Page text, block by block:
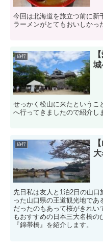
今回は北海道を旅立つ前に新
ラーメンがとてもおいしかっ
旅行
城
せっかく松山に来たというこ
へ行ってきましたので紹介し
旅行
先日私は友人と1泊2日の山
った山口県の王道観光地であ
だったのもあって桜がきれい
もおすすめの日本三大名橋の
『錦帯橋』を紹介します。